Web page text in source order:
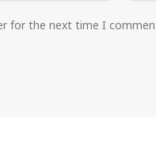
for the next time I